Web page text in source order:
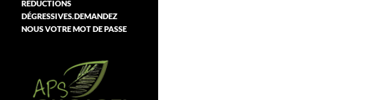
RÉDUCTIONS
DÉGRESSIVES.DEMANDEZ
NOUS VOTRE MOT DE PASSE